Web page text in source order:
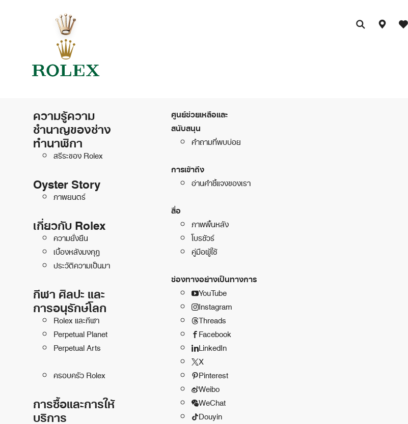
ความรู้ความ
ชำนาญของช่าง
ทำนาฬิกา
สรีระของ Rolex
Oyster Story
ภาพยนตร์
เกี่ยวกับ Rolex
ความยั่งยืน
เบื้องหลังมงกุฎ
ประวัติความเป็นมา
กีฬา ศิลปะ และ
การอนุรักษ์โลก
Rolex และกีฬา
Perpetual Planet
Perpetual Arts
ครอบครัว Rolex
การซื้อและการให้
บริการ
ศูนย์ช่วยเหลือและ
สนับสนุน
คำถามที่พบบ่อย
การเข้าถึง
อ่านคำชี้แจงของเรา
สื่อ
ภาพพื้นหลัง
โบรชัวร์
คู่มือผู้ใช้
ช่องทางอย่างเป็นทางการ
YouTube
Instagram
Threads
Facebook
LinkedIn
X
Pinterest
Weibo
WeChat
Douyin